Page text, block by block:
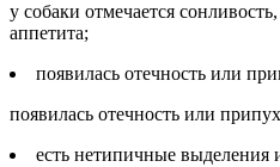
у собаки отмечается
аппетита;
появилась отечность или
появилась отечность или
есть нетипичные выделения